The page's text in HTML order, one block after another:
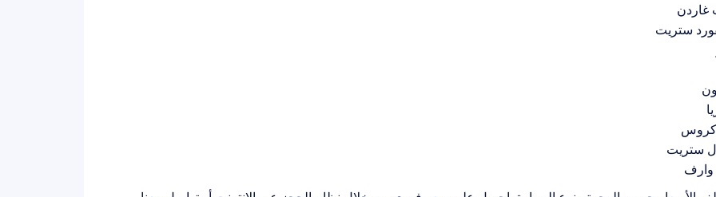
غاردن
ستريت
كروس
ستريت
وارف